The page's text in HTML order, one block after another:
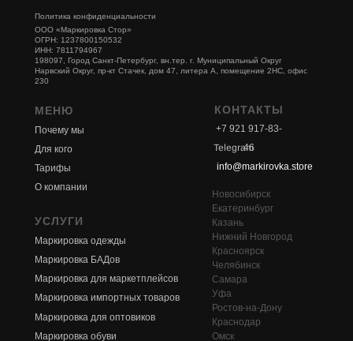
МЕНЮ КОНТАКТЫ
+7 921 917-83-
46
УСЛУГИ
Маркировка одежды
Маркировка БАДов
Маркировка для оптовиков
Маркировка обуви
Маркировка для маркетплейсов
Маркировка импортных товаров
Почему мы
Для кого
Тарифы
Telegram
Новосибирск
Екатеринбург
Казань
Нижний Новгород
Красноярск
Челябинск
Самара
Уфа
Ростов-на-Дону
Краснодар
Омск
Политика конфиденциальности
ООО «Маркировка Стор»
ОГРН: 1237800150532
ИНН: 7811794967
198097, Город Санкт-Петербург, вн.тер. г. Муниципальный Округ
Нарвский Округ, пр-кт Стачек, дом 47, литера А, помещение 2НС, офис
230
О компании
info@markirovka.store